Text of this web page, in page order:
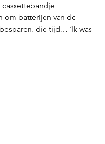
om batterijen van de
die tijd… ‘Ik was